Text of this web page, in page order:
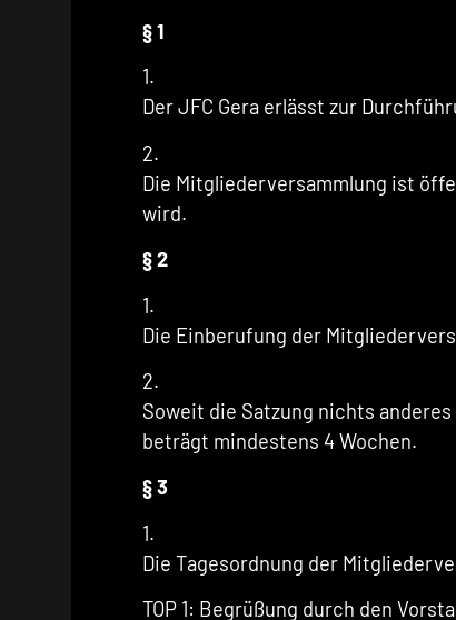
§ 1
1.
Der JFC Gera erlässt zur
2.
Die Mitgliederversammlung ist
wird.
§ 2
1.
Die Einberufung der
2.
Soweit die Satzung nichts
beträgt mindestens 4 Wochen.
§ 3
1.
Die Tagesordnung der
TOP 1: Begrüßung durch den